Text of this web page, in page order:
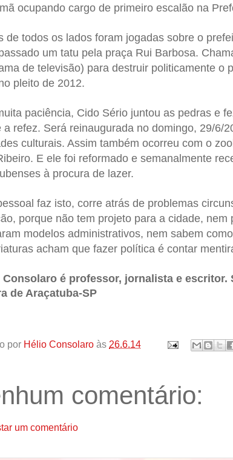
ocupando cargo de primeiro escalão na
de todos os lados foram jogadas sobre o
um tatu pela praça Rui Barbosa.
de televisão) para destruir politicamente o
pleito de 2012.
paciência, Cido Sério juntou as pedras e
a refez. Será reinaugurada no domingo, 29/6/
culturais. Assim também ocorreu com o
E ele foi reformado e semanalmente
à procura de lazer.
faz isto, corre atrás de problemas
porque não tem projeto para a cidade, nem
modelos administrativos, nem sabem
acham que fazer política é contar
Consolaro é professor, jornalista e escritor.
de Araçatuba-SP
por Hélio Consolaro às 26.6.14
comentário:
um comentário